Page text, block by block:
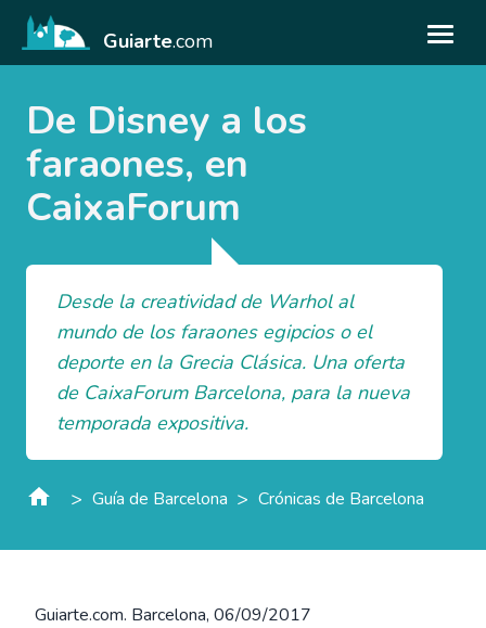
Guiarte.com
De Disney a los
faraones, en
CaixaForum
Desde la creatividad de Warhol al
mundo de los faraones egipcios o el
deporte en la Grecia Clásica. Una oferta
de CaixaForum Barcelona, para la nueva
temporada expositiva.
> Guía de Barcelona > Crónicas de Barcelona
Guiarte.com. Barcelona, 06/09/2017